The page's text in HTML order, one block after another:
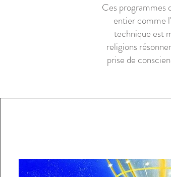
Ces programmes
entier comme
technique est
religions
prise de